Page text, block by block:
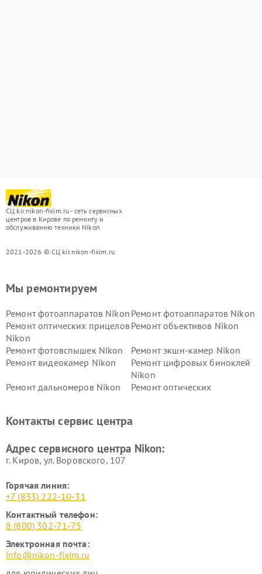
СЦ kir.nikon-fixim.ru - сеть сервисных
центров в Кирове по ремонту и
обслуживанию техники Nikon
2021-2026 © СЦ kir.nikon-fixim.ru
Мы ремонтируем
Ремонт фотоаппаратов Nikon Ремонт фотоаппаратов Nikon
Ремонт оптических прицелов
Nikon
Ремонт объективов Nikon
Ремонт фотовспышек Nikon
Ремонт экшн-камер Nikon
Ремонт видеокамер Nikon
Ремонт цифровых биноклей
Nikon
Ремонт дальномеров Nikon
Ремонт оптических
Контакты сервис центра
Адрес сервисного центра Nikon:
г. Киров, ул. Воровского, 107
Горячая линия:
+7 (833) 222-10-31
Контактный телефон:
8 (800) 302-71-75
Электронная почта:
info@nikon-fixim.ru